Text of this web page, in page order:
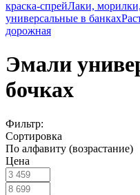
краска-спрейЛаки,
универсальные в банках
дорожная
Эмали
бочках
Фильтр:
Сортировка
По алфавиту (возрастание)
Цена